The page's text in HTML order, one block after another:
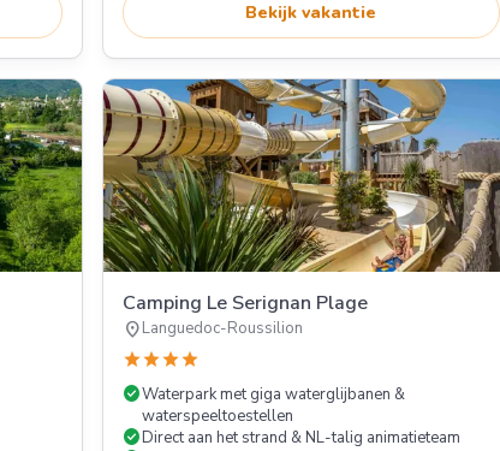
Bekijk vakantie
Camping Le Serignan Plage
location_onLanguedoc-Roussilion
starstarstarstar
check_circleWaterpark met giga waterglijbanen &
waterspeeltoestellen
check_circleDirect aan het strand & NL-talig animatieteam